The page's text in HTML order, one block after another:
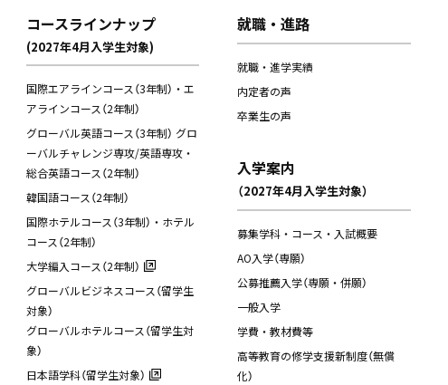
コースラインナップ
(2027年4月入学生対象)
国際エアラインコース（3年制）・エ
アラインコース（2年制）
グローバル英語コース（3年制） グロ
ーバルチャレンジ専攻/英語専攻・
総合英語コース（2年制）
韓国語コース（2年制）
国際ホテルコース（3年制）・ホテル
コース（2年制）
大学編入コース（2年制）
グローバルビジネスコース（留学生
対象）
グローバルホテルコース（留学生対
象）
日本語学科（留学生対象）
就職・進路
就職・進学実績
内定者の声
卒業生の声
入学案内
（2027年4月入学生対象）
募集学科・コース・入試概要
AO入学（専願）
公募推薦入学（専願・併願）
一般入学
学費・教材費等
高等教育の修学支援新制度（無償
化）